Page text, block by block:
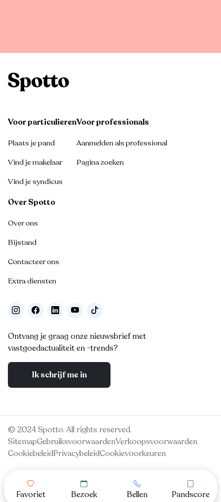
Favoriet Bezoek Bellen Pandscore
Voor particulieren
Plaats je pand
Vind je makelaar
Vind je syndicus
Voor professionals
Aanmelden als professional
Pagina zoeken
Over Spotto
Over ons
Bijstand
Contacteer ons
Extra diensten
Ontvang je graag onze nieuwsbrief met
vastgoedactualiteit en -trends?
Ik schrijf me in
© 2024 Spotto. All rights reserved.
SitemapGebruiksvoorwaardenVerkoopsvoorwaarden
CookiebeleidPrivacybeleidCookievoorkeuren